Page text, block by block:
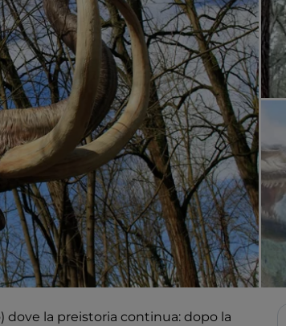
dove la preistoria continua: dopo la